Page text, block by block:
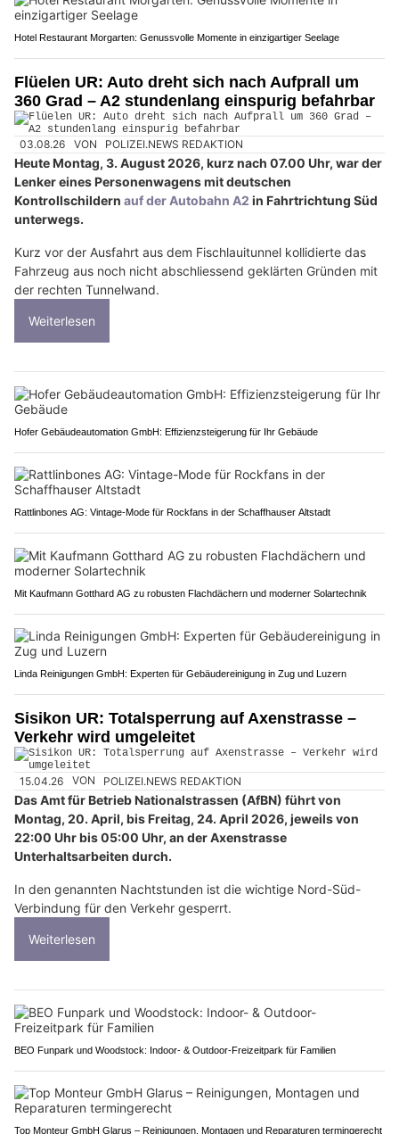
Hotel Restaurant Morgarten: Genussvolle Momente in einzigartiger Seelage
Flüelen UR: Auto dreht sich nach Aufprall um
360 Grad – A2 stundenlang einspurig befahrbar
03.08.26 VON POLIZEI.NEWS REDAKTION
Heute Montag, 3. August 2026, kurz nach 07.00 Uhr, war der
Lenker eines Personenwagens mit deutschen
Kontrollschildern auf der Autobahn A2 in Fahrtrichtung Süd
unterwegs.
Kurz vor der Ausfahrt aus dem Fischlauitunnel kollidierte das
Fahrzeug aus noch nicht abschliessend geklärten Gründen mit
der rechten Tunnelwand.
Weiterlesen
Hofer Gebäudeautomation GmbH: Effizienzsteigerung für Ihr Gebäude
Rattlinbones AG: Vintage-Mode für Rockfans in der Schaffhauser Altstadt
Mit Kaufmann Gotthard AG zu robusten Flachdächern und moderner Solartechnik
Linda Reinigungen GmbH: Experten für Gebäudereinigung in Zug und Luzern
Sisikon UR: Totalsperrung auf Axenstrasse –
Verkehr wird umgeleitet
15.04.26 VON POLIZEI.NEWS REDAKTION
Das Amt für Betrieb Nationalstrassen (AfBN) führt von
Montag, 20. April, bis Freitag, 24. April 2026, jeweils von
22:00 Uhr bis 05:00 Uhr, an der Axenstrasse
Unterhaltsarbeiten durch.
In den genannten Nachtstunden ist die wichtige Nord-Süd-
Verbindung für den Verkehr gesperrt.
Weiterlesen
BEO Funpark und Woodstock: Indoor- & Outdoor-Freizeitpark für Familien
Top Monteur GmbH Glarus – Reinigungen, Montagen und Reparaturen termingerecht